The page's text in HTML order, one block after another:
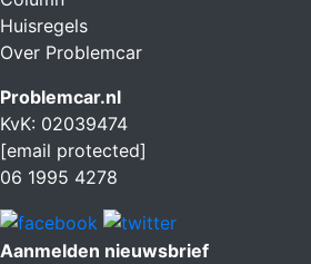
Huisregels
Over Problemcar
Problemcar.nl
KvK: 02039474
[email protected]
06 1995 4278
Aanmelden nieuwsbrief